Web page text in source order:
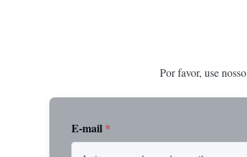
Por favor, use
E-mail *